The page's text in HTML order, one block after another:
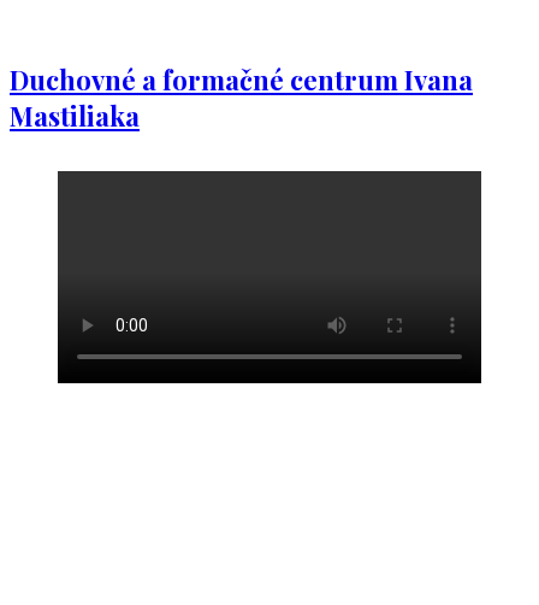
Duchovné a formačné centrum Ivana
Mastiliaka